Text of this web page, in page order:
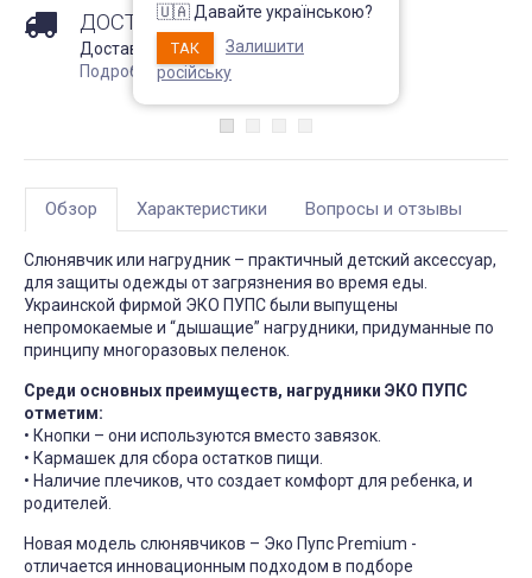
Розмір 180 на 200, має
висоту лише 20 см матрас:
підійде цей варіант? Чи не
створює цей матеріал
шурхотіння при
користуванні??! Він як чохол
чи односторонній? Дякую
Джульєтта
Чохол пдійшов
обіцяли відправити
дні а відправили через
ДОСТАВКА
Доставка по регионам Украины !
Подробнее
Обзор Характеристики Вопросы и отзывы
Слюнявчик или нагрудник – практичный детский аксессуар,
для защиты одежды от загрязнения во время еды.
Украинской фирмой ЭКО ПУПС были выпущены
непромокаемые и “дышащие” нагрудники, придуманные по
принципу многоразовых пеленок.
Среди основных преимуществ, нагрудники ЭКО ПУПС
отметим:
• Кнопки – они используются вместо завязок.
• Кармашек для сбора остатков пищи.
• Наличие плечиков, что создает комфорт для ребенка, и
родителей.
Новая модель слюнявчиков – Эко Пупс Premium -
отличается инновационным подходом в подборе
🇺🇦 Давайте українською?
ТАК
Залишити
російську